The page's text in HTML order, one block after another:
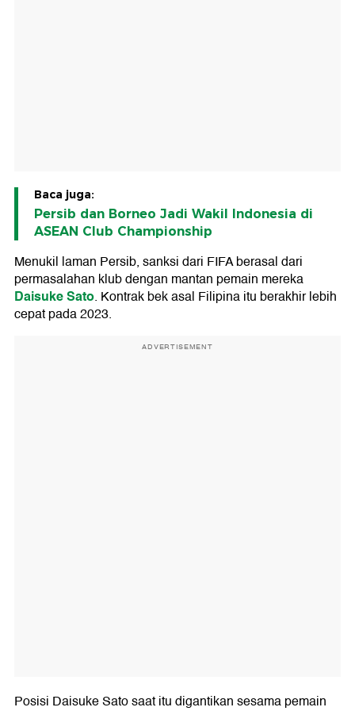
Baca juga:
Persib dan Borneo Jadi Wakil Indonesia di
ASEAN Club Championship
Menukil laman Persib, sanksi dari FIFA berasal dari
permasalahan klub dengan mantan pemain mereka
Daisuke Sato. Kontrak bek asal Filipina itu berakhir lebih
cepat pada 2023.
ADVERTISEMENT
Posisi Daisuke Sato saat itu digantikan sesama pemain